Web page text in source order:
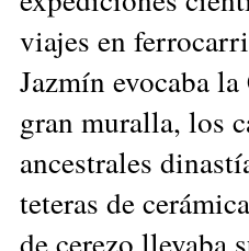
viajes en
Jazmín evocaba
gran muralla, los
ancestrales
teteras de
de cerezo llevaba